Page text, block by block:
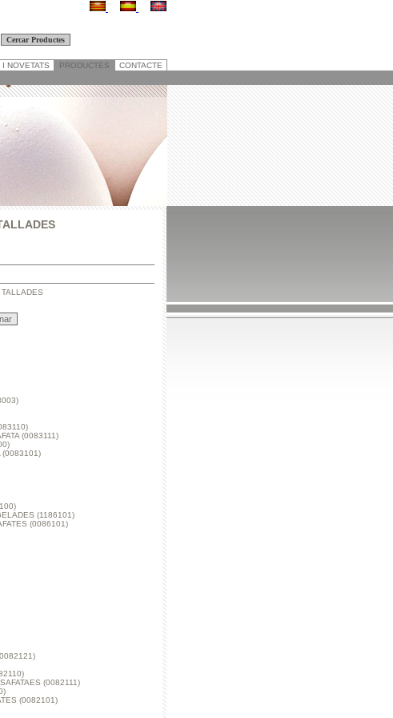
NOVETATS PRODUCTES CONTACTE
(0083111)
(0083101)
(1186101)
(0086101)
(0082111)
(0082101)